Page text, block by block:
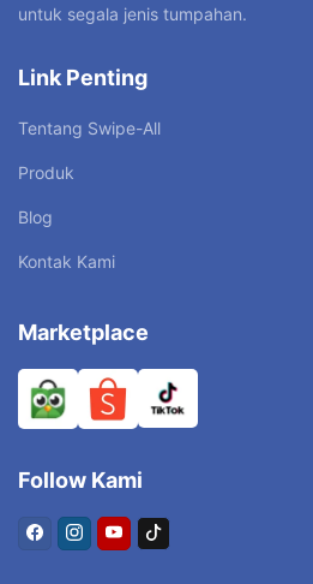
untuk segala jenis tumpahan.
Link Penting
Tentang Swipe-All
Produk
Blog
Kontak Kami
Marketplace
Follow Kami